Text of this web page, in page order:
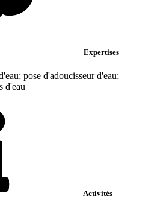
Expertises
pose d'adoucisseur d'eau;
d'eau
Activités